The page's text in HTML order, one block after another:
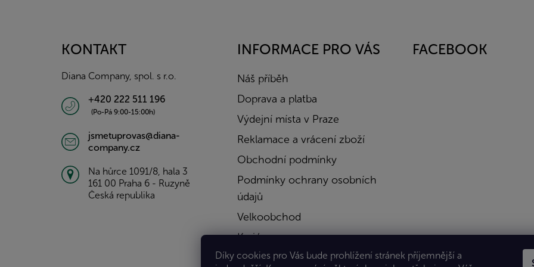
Díky cookies pro Vás bude prohlížení stránek příjemnější a
KONTAKT
Diana Company, spol. s r.o.
+420 222 511 196
(Po-Pá 9:00-15:00h)
jsmetuprovas@diana-
company.cz
Na hůrce 1091/8, hala 3
161 00 Praha 6 - Ruzyně
Česká republika
INFORMACE PRO VÁS
Náš příběh
Doprava a platba
Výdejní místa v Praze
Reklamace a vrácení zboží
Obchodní podmínky
Podmínky ochrany osobních
údajů
Velkoobchod
Kariéra
Kontakty
FACEBOOK